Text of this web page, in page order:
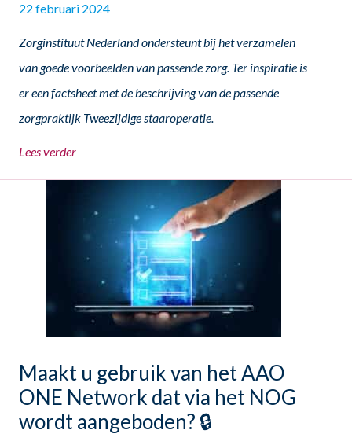
22 februari 2024
Zorginstituut Nederland ondersteunt bij het verzamelen
van goede voorbeelden van passende zorg. Ter inspiratie is
er een factsheet met de beschrijving van de passende
zorgpraktijk Tweezijdige staaroperatie.
Lees verder
Maakt u gebruik van het AAO
ONE Network dat via het NOG
wordt aangeboden? 🔒